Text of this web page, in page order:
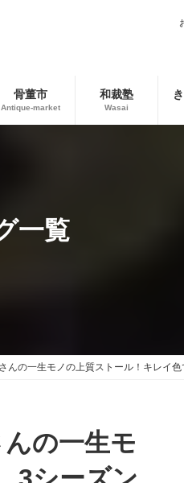
骨董市
Antique-market
和裁塾
Wasai
一覧
んの一生モノの上質ストール！キレ
の一生モ